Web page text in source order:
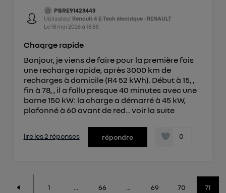
PBRE91423443
Utilisateur Renault 4 E-Tech électrique - RENAULT
Le18 mai 2026à 18:38
Chaqrge rapide
Bonjour, je viens de faire pour la première fois
une recharge rapide, après 3000 km de
recharges à domicile (R4 52 kWh). Début à 15, ,
fin à 78, , il a fallu presque 40 minutes avec une
borne 150 kW: la charge a démarré à 45 kW,
plafonné à 60 avant de red...voir la suite
lire les 2 réponses répondre 0
1 66 69 70 71